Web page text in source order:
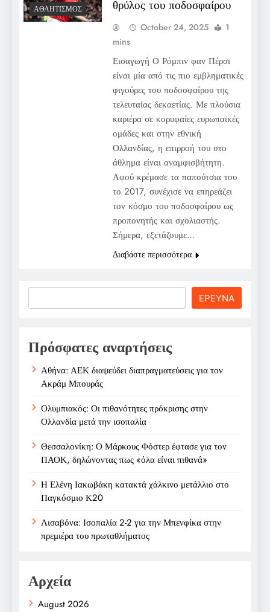
ΑΘΛΗΤΙΣΜΌΣ
θρύλος του ποδοσφαίρου
October 24, 2025
1
mins
Εισαγωγή Ο Ρόμπιν φαν Πέρσι
είναι μία από τις πιο εμβληματικές
φιγούρες του ποδοσφαίρου της
τελευταίας δεκαετίας. Με πλούσια
καριέρα σε κορυφαίες ευρωπαϊκές
ομάδες και στην εθνική
Ολλανδίας, η επιρροή του στο
άθλημα είναι αναμφισβήτητη.
Αφού κρέμασε τα παπούτσια του
το 2017, συνέχισε να επηρεάζει
τον κόσμο του ποδοσφαίρου ως
προπονητής και σχολιαστής.
Σήμερα, εξετάζουμε…
Διαβάστε περισσότερα
ΕΡΕΥΝΑ
Πρόσφατες αναρτήσεις
Αθήνα: ΑΕΚ διαψεύδει διαπραγματεύσεις για τον
Ακράμ Μπουράς
Ολυμπιακός: Οι πιθανότητες πρόκρισης στην
Ολλανδία μετά την ισοπαλία
Θεσσαλονίκη: Ο Μάρκους Φόστερ έφτασε για τον
ΠΑΟΚ, δηλώνοντας πως «όλα είναι πιθανά»
Η Ελένη Ιακωβάκη κατακτά χάλκινο μετάλλιο στο
Παγκόσμιο Κ20
Λισαβόνα: Ισοπαλία 2-2 για την Μπενφίκα στην
πρεμιέρα του πρωταθλήματος
Αρχεία
August 2026